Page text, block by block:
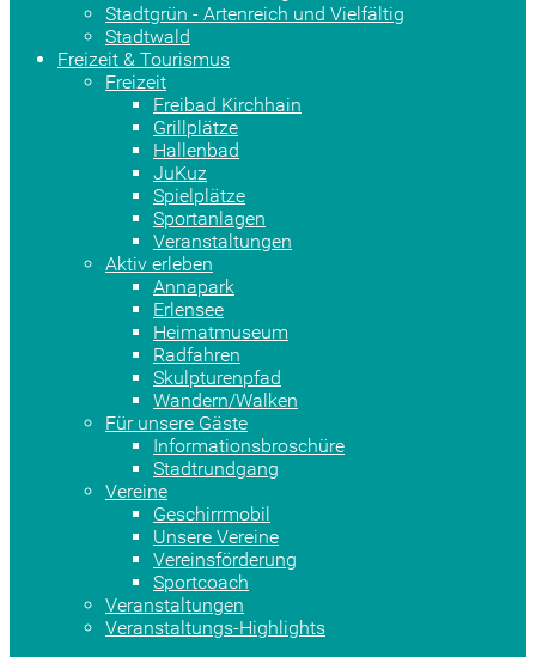
Stadtgrün - Artenreich und Vielfältig
Stadtwald
Freizeit & Tourismus
Freizeit
Freibad Kirchhain
Grillplätze
Hallenbad
JuKuz
Spielplätze
Sportanlagen
Veranstaltungen
Aktiv erleben
Annapark
Erlensee
Heimatmuseum
Radfahren
Skulpturenpfad
Wandern/Walken
Für unsere Gäste
Informationsbroschüre
Stadtrundgang
Vereine
Geschirrmobil
Unsere Vereine
Vereinsförderung
Sportcoach
Veranstaltungen
Veranstaltungs-Highlights